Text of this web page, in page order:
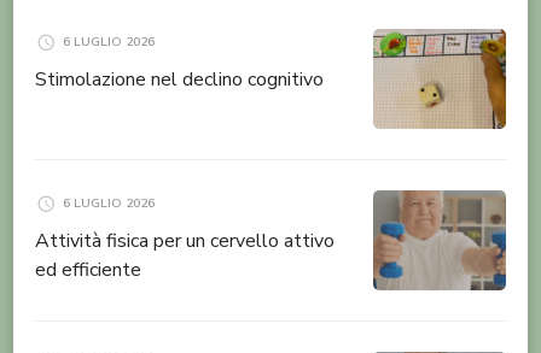
6 LUGLIO 2026
Stimolazione nel declino cognitivo
6 LUGLIO 2026
Attività fisica per un cervello attivo
ed efficiente